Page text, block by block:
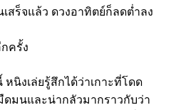
สร็จแล้ว ดวงอาทิตย์ก็ลดต่ำลง
ครั้ง
นิงเล่ยรู้สึกได้ว่าเกาะที่โดด
มนและน่ากลัวมากราวกับว่า